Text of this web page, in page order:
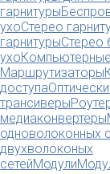
гарнитуры
ухоСтерео
гарнитурыСтерео
ухо
Маршрутизаторы
доступа
трансиверы
медиаконвертеры
одноволоконных
двухволоконых
сетейМодули